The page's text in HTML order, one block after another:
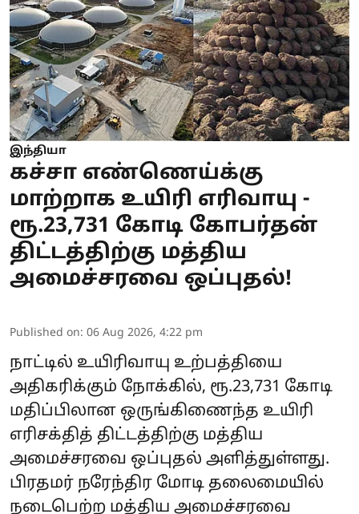
இந்தியா
கச்சா எண்ணெய்க்கு
மாற்றாக உயிரி எரிவாயு -
ரூ.23,731 கோடி கோபர்தன்
திட்டத்திற்கு மத்திய
அமைச்சரவை ஒப்புதல்!
Published on: 06 Aug 2026, 4:22 pm
நாட்டில் உயிரிவாயு உற்பத்தியை
அதிகரிக்கும் நோக்கில், ரூ.23,731 கோடி
மதிப்பிலான ஒருங்கிணைந்த உயிரி
எரிசக்தித் திட்டத்திற்கு மத்திய
அமைச்சரவை ஒப்புதல் அளித்துள்ளது.
பிரதமர் நரேந்திர மோடி தலைமையில்
நடைபெற்ற மத்திய அமைச்சரவை